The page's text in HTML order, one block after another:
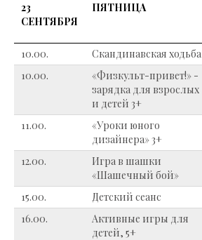
23
СЕНТЯБРЯ
ПЯТНИЦА
10.00. Скандинавская ходьба
10.00.
«Физкульт-привет!» -
зарядка для взрослых
и детей 3+
11.00.
«Уроки юного
дизайнера» 3+
12.00.
Игра в шашки
«Шашечный бой»
15.00. Детский сеанс
16.00.
Активные игры для
детей, 5+